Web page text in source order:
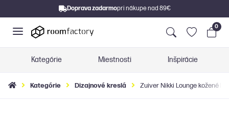
Doprava zadarmopri nákupe nad 89€
0
Kategórie Miestnosti Inšpirácie
Kategórie Dizajnové kreslá Zuiver Nikki Lounge kožené